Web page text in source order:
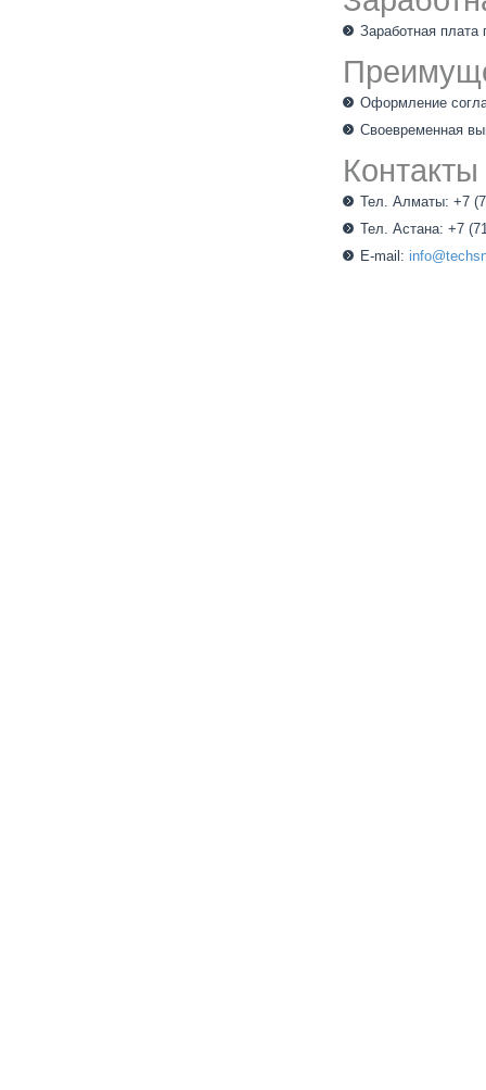
Заработная плата
Оформление
Своевременная
Тел. Алматы: +7
Тел. Астана: +7
E-mail: